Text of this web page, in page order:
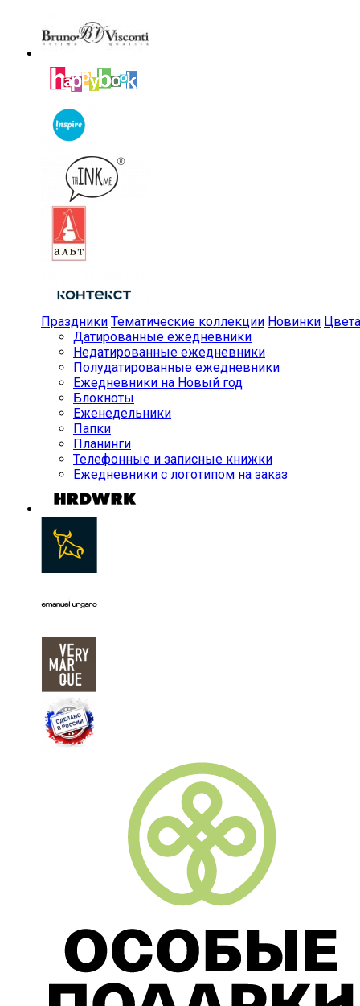
Праздники Тематические коллекции Новинки Цвета
Датированные ежедневники
Недатированные ежедневники
Полудатированные ежедневники
Ежедневники на Новый год
Блокноты
Еженедельники
Папки
Планинги
Телефонные и записные книжки
Ежедневники с логотипом на заказ